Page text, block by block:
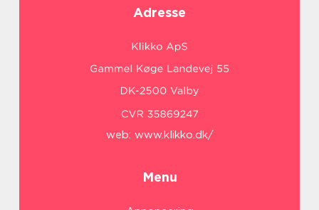
Adresse
web: www.klikko.dk/
Menu